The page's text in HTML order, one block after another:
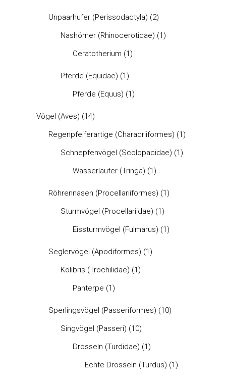
Unpaarhufer (Perissodactyla) (2)
Nashörner (Rhinocerotidae) (1)
Ceratotherium (1)
Pferde (Equidae) (1)
Pferde (Equus) (1)
Vögel (Aves) (14)
Regenpfeiferartige (Charadriiformes) (1)
Schnepfenvögel (Scolopacidae) (1)
Wasserläufer (Tringa) (1)
Röhrennasen (Procellariiformes) (1)
Sturmvögel (Procellariidae) (1)
Eissturmvögel (Fulmarus) (1)
Seglervögel (Apodiformes) (1)
Kolibris (Trochilidae) (1)
Panterpe (1)
Sperlingsvögel (Passeriformes) (10)
Singvögel (Passeri) (10)
Drosseln (Turdidae) (1)
Echte Drosseln (Turdus) (1)